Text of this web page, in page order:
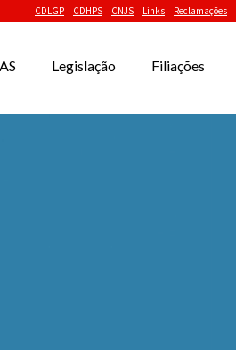
CDLGP CDHPS CNJS Links Reclamações
Legislação Filiações